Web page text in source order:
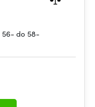
56- do 58-